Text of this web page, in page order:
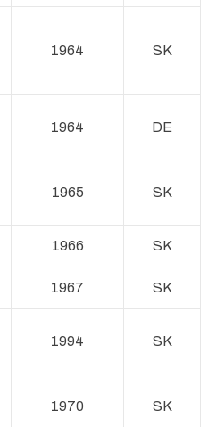
1964 SK
1964 DE
1965 SK
1966 SK
1967 SK
1994 SK
1970 SK